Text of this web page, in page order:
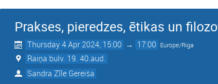
Prakses, pieredzes, ētikas un
Thursday 4 Apr 2024, 15:00 → 17:00 Europe/Riga
Raiņa bulv. 19. 40.aud.
Sandra Zīle Gereiša